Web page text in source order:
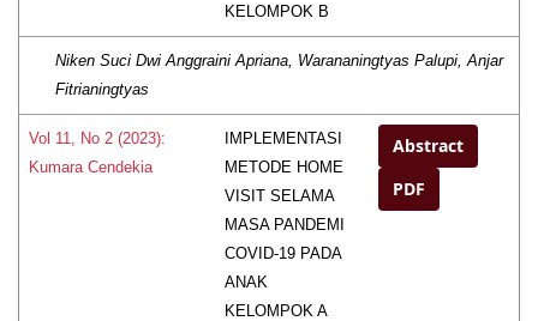
KELOMPOK B
Niken Suci Dwi Anggraini Apriana, Warananingtyas Palupi, Anjar
Fitrianingtyas
Vol 11, No 2 (2023):
Kumara Cendekia
IMPLEMENTASI
METODE HOME
VISIT SELAMA
MASA PANDEMI
COVID-19 PADA
ANAK
KELOMPOK A
Abstract
PDF